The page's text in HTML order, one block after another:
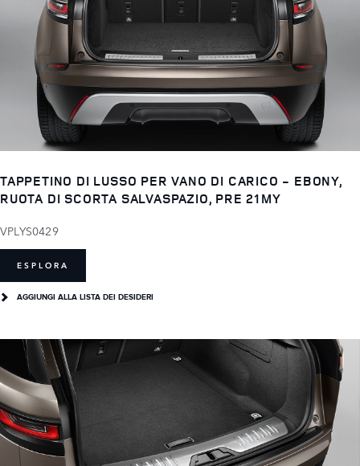
TAPPETINO DI LUSSO PER VANO DI CARICO - EBONY,
RUOTA DI SCORTA SALVASPAZIO, PRE 21MY
VPLYS0429
ESPLORA
AGGIUNGI ALLA LISTA DEI DESIDERI